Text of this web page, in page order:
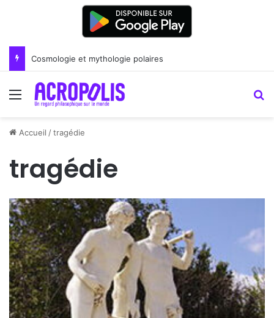
Cosmologie et mythologie polaires
Menu
Accueil /tragédie
tragédie